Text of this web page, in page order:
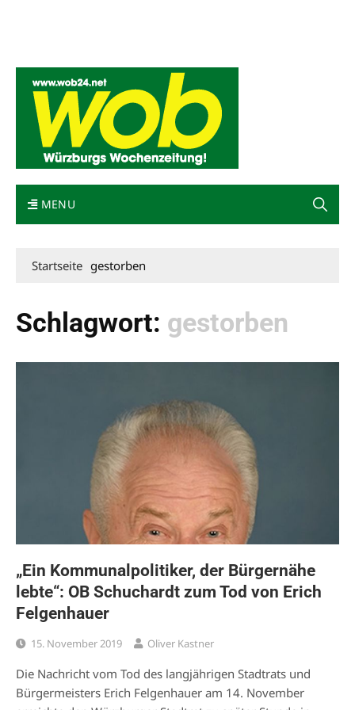
MENU
Startseite gestorben
Schlagwort: gestorben
„Ein Kommunalpolitiker, der Bürgernähe
lebte“: OB Schuchardt zum Tod von Erich
Felgenhauer
15. November 2019 Oliver Kastner
Die Nachricht vom Tod des langjährigen Stadtrats und
Bürgermeisters Erich Felgenhauer am 14. November